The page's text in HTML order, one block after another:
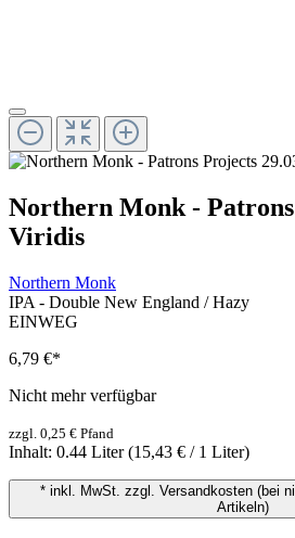
Northern Monk -
Viridis
Northern Monk
IPA - Double New England / Hazy
EINWEG
6,79 €*
Nicht mehr verfügbar
zzgl. 0,25 € Pfand
Inhalt: 0.44 Liter(15,43 € / 1 Liter)
* inkl. MwSt. zzgl. Versandkosten (bei
Artikeln)